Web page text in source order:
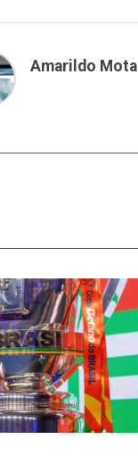
Amarildo Mota